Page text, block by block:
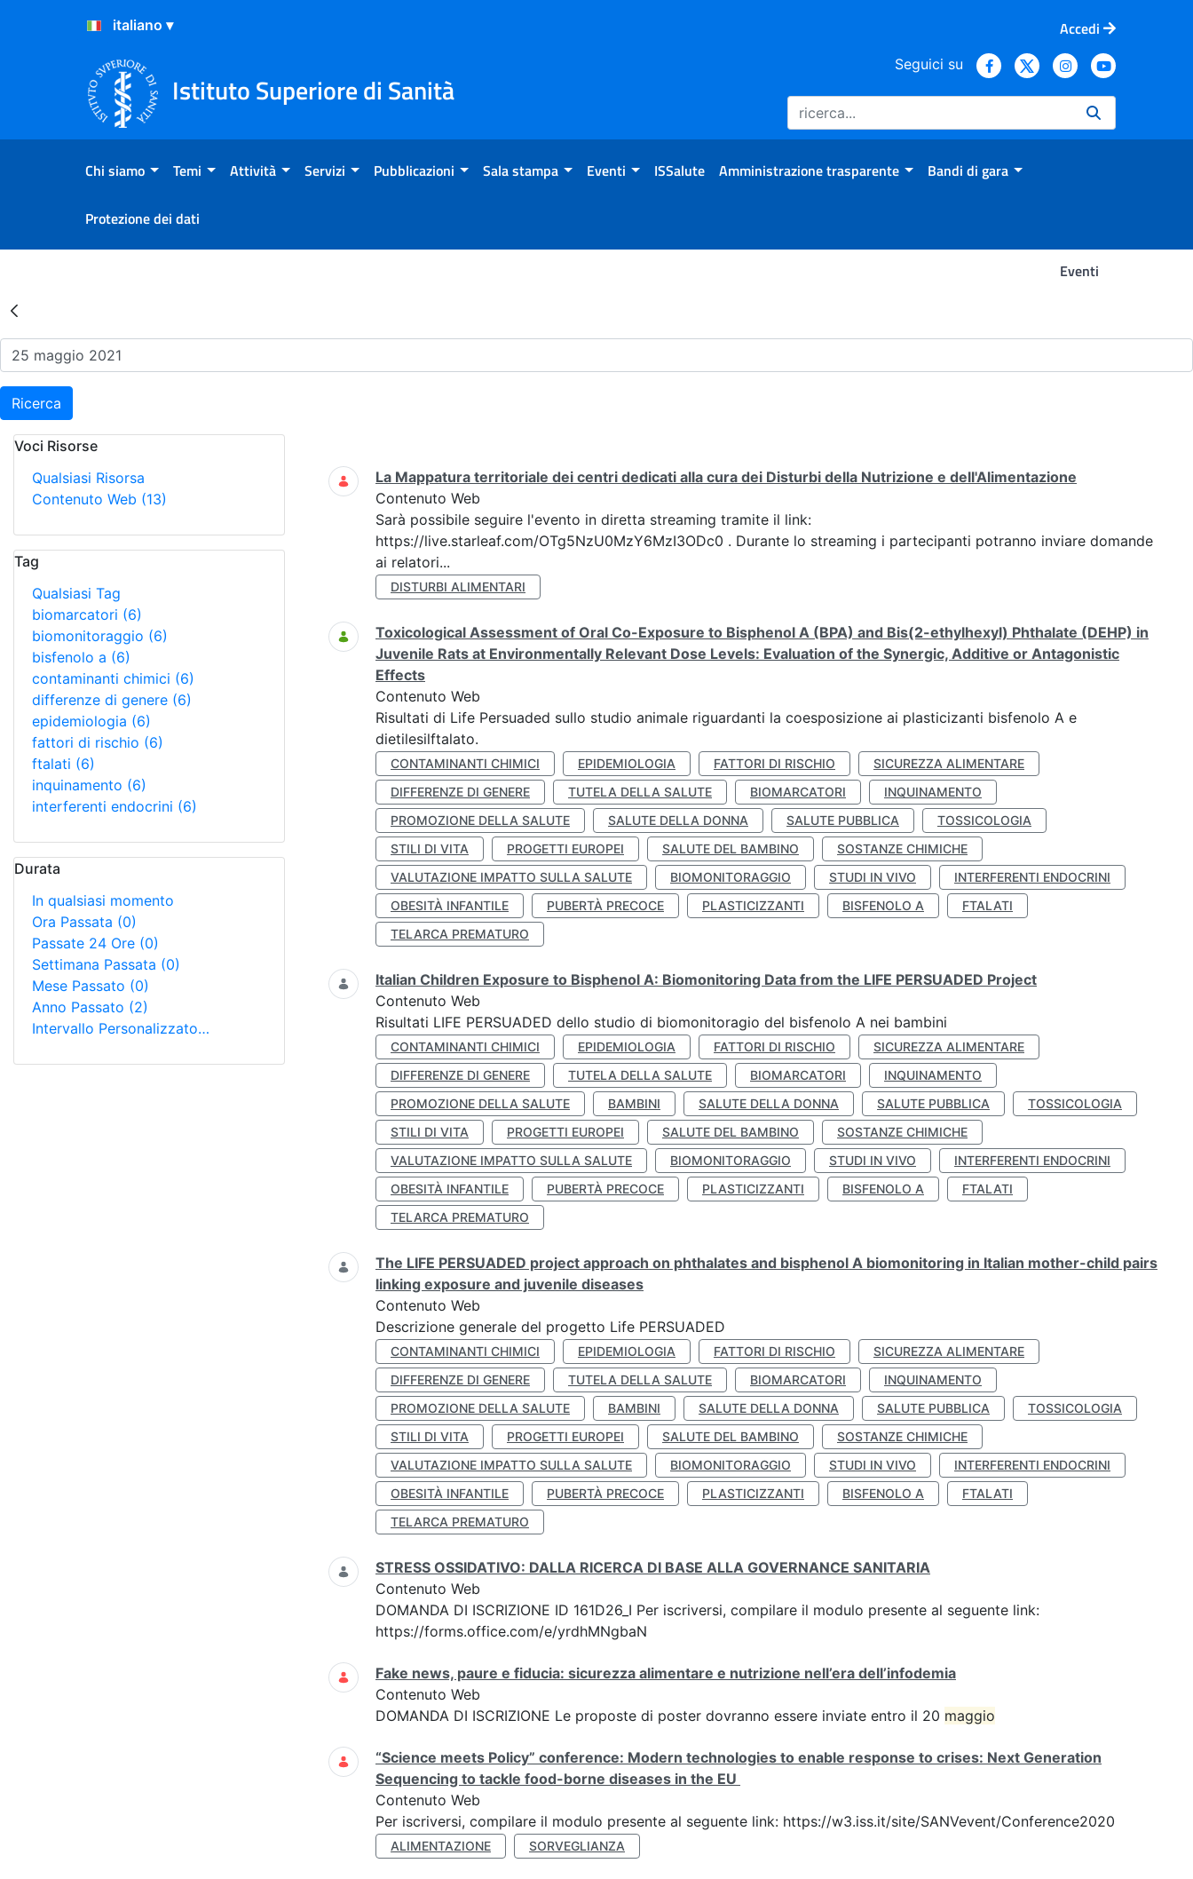
Salta al Contenuto
Salta al Footer
Accedi
Istituto Superiore di Sanità
Seguici su
Chi siamo Temi Attività Servizi Pubblicazioni Sala stampa Eventi ISSalute Amministrazione trasparente Bandi di gara
Protezione dei dati
Eventi
Risultati della Ricerca - Eventi
Ricerca
Voci Risorse
Qualsiasi Risorsa
Contenuto Web (13)
Tag
Qualsiasi Tag
biomarcatori (6)
biomonitoraggio (6)
bisfenolo a (6)
contaminanti chimici (6)
differenze di genere (6)
epidemiologia (6)
fattori di rischio (6)
ftalati (6)
inquinamento (6)
interferenti endocrini (6)
Durata
In qualsiasi momento
Ora Passata (0)
Passate 24 Ore (0)
Settimana Passata (0)
Mese Passato (0)
Anno Passato (2)
Intervallo Personalizzato…
Ricerca
La Mappatura territoriale dei centri dedicati alla cura dei Disturbi della Nutrizione e dell'Alimentazione
Contenuto Web
Sarà possibile seguire l'evento in diretta streaming tramite il link:
https://live.starleaf.com/OTg5NzU0MzY6MzI3ODc0 . Durante lo streaming i partecipanti potranno inviare domande
ai relatori...
DISTURBI ALIMENTARI
Toxicological Assessment of Oral Co-Exposure to Bisphenol A (BPA) and Bis(2-ethylhexyl) Phthalate (DEHP) in
Juvenile Rats at Environmentally Relevant Dose Levels: Evaluation of the Synergic, Additive or Antagonistic
Effects
Contenuto Web
Risultati di Life Persuaded sullo studio animale riguardanti la coesposizione ai plasticizanti bisfenolo A e
dietilesilftalato.
CONTAMINANTI CHIMICI EPIDEMIOLOGIA FATTORI DI RISCHIO
SICUREZZA ALIMENTARE
DIFFERENZE DI GENERE
TUTELA DELLA SALUTE BIOMARCATORI
INQUINAMENTO
PROMOZIONE DELLA SALUTE
SALUTE DELLA DONNA SALUTE PUBBLICA
TOSSICOLOGIA
STILI DI VITA
PROGETTI EUROPEI SALUTE DEL BAMBINO
SOSTANZE CHIMICHE
VALUTAZIONE IMPATTO SULLA SALUTE
BIOMONITORAGGIO STUDI IN VIVO
INTERFERENTI ENDOCRINI
OBESITÀ INFANTILE
PUBERTÀ PRECOCE PLASTICIZZANTI BISFENOLO A
FTALATI
TELARCA PREMATURO
Italian Children Exposure to Bisphenol A: Biomonitoring Data from the LIFE PERSUADED Project
Contenuto Web
Risultati LIFE PERSUADED dello studio di biomonitoragio del bisfenolo A nei bambini
CONTAMINANTI CHIMICI EPIDEMIOLOGIA FATTORI DI RISCHIO
SICUREZZA ALIMENTARE
DIFFERENZE DI GENERE
TUTELA DELLA SALUTE BIOMARCATORI
INQUINAMENTO
PROMOZIONE DELLA SALUTE
BAMBINI SALUTE DELLA DONNA SALUTE PUBBLICA
TOSSICOLOGIA
STILI DI VITA
PROGETTI EUROPEI SALUTE DEL BAMBINO
SOSTANZE CHIMICHE
VALUTAZIONE IMPATTO SULLA SALUTE
BIOMONITORAGGIO STUDI IN VIVO
INTERFERENTI ENDOCRINI
OBESITÀ INFANTILE
PUBERTÀ PRECOCE PLASTICIZZANTI BISFENOLO A
FTALATI
TELARCA PREMATURO
The LIFE PERSUADED project approach on phthalates and bisphenol A biomonitoring in Italian mother-child pairs
linking exposure and juvenile diseases
Contenuto Web
Descrizione generale del progetto Life PERSUADED
CONTAMINANTI CHIMICI EPIDEMIOLOGIA FATTORI DI RISCHIO
SICUREZZA ALIMENTARE
DIFFERENZE DI GENERE
TUTELA DELLA SALUTE BIOMARCATORI
INQUINAMENTO
PROMOZIONE DELLA SALUTE
BAMBINI SALUTE DELLA DONNA SALUTE PUBBLICA
TOSSICOLOGIA
STILI DI VITA
PROGETTI EUROPEI SALUTE DEL BAMBINO
SOSTANZE CHIMICHE
VALUTAZIONE IMPATTO SULLA SALUTE
BIOMONITORAGGIO STUDI IN VIVO
INTERFERENTI ENDOCRINI
OBESITÀ INFANTILE
PUBERTÀ PRECOCE PLASTICIZZANTI BISFENOLO A
FTALATI
TELARCA PREMATURO
STRESS OSSIDATIVO: DALLA RICERCA DI BASE ALLA GOVERNANCE SANITARIA
Contenuto Web
DOMANDA DI ISCRIZIONE ID 161D26_I Per iscriversi, compilare il modulo presente al seguente link:
https://forms.office.com/e/yrdhMNgbaN
Fake news, paure e fiducia: sicurezza alimentare e nutrizione nell’era dell’infodemia
Contenuto Web
DOMANDA DI ISCRIZIONE Le proposte di poster dovranno essere inviate entro il 20 maggio
“Science meets Policy” conference: Modern technologies to enable response to crises: Next Generation
Sequencing to tackle food-borne diseases in the EU
Contenuto Web
Per iscriversi, compilare il modulo presente al seguente link: https://w3.iss.it/site/SANVevent/Conference2020
ALIMENTAZIONE SORVEGLIANZA